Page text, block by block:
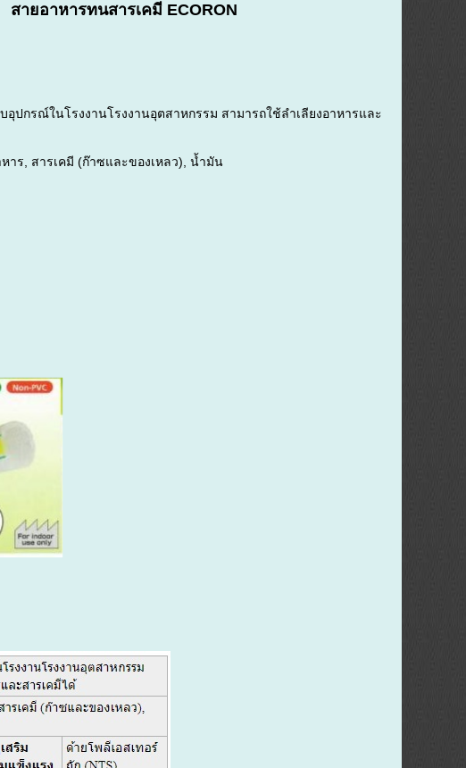
สายอาหารทนสารเคมี ECORON
อุปกรณ์ในโรงงานโรงงานอุตสาหกรรม สามารถใช้ลำเลียงอาหารและ
าร, สารเคมี (ก๊าซและของเหลว), น้ำมัน